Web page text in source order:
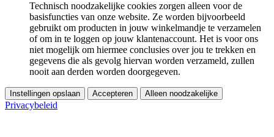
Technisch noodzakelijke cookies zorgen alleen voor de
basisfuncties van onze website. Ze worden bijvoorbeeld
gebruikt om producten in jouw winkelmandje te verzamelen
of om in te loggen op jouw klantenaccount. Het is voor ons
niet mogelijk om hiermee conclusies over jou te trekken en
gegevens die als gevolg hiervan worden verzameld, zullen
nooit aan derden worden doorgegeven.
Instellingen opslaan Accepteren Alleen noodzakelijke
Privacybeleid